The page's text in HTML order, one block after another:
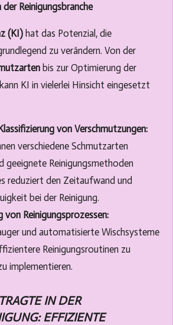
Reinigungsbranche
(KI) hat das Potenzial, die
zu verändern. Von der
bis zur Optimierung der
KI in vielerlei Hinsicht eingesetzt
von Verschmutzungen:
verschiedene Schmutzarten
geeignete Reinigungsmethoden
reduziert den Zeitaufwand und
bei der Reinigung.
Reinigungsprozessen:
und automatisierte Wischsysteme
Reinigungsroutinen zu
implementieren.
IN DER
EFFIZIENTE